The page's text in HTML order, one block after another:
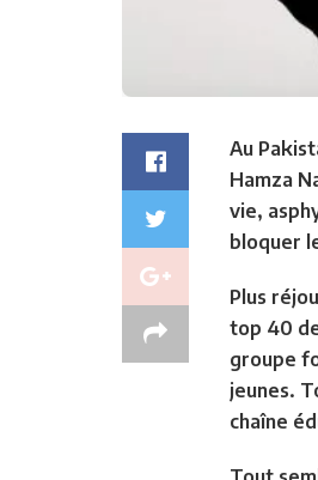
Au
Hamza
vie,
bloquer
Plus
top 40
groupe
jeunes.
chaîne